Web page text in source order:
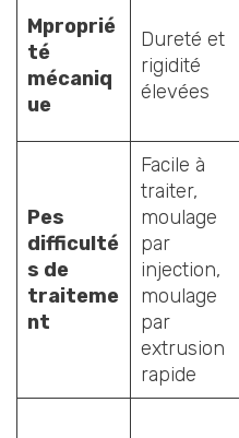
Mproprié
té
mécaniq
ue
Dureté et
rigidité
élevées
Pes
difficulté
s de
traiteme
nt
Facile à
traiter,
moulage
par
injection,
moulage
par
extrusion
rapide